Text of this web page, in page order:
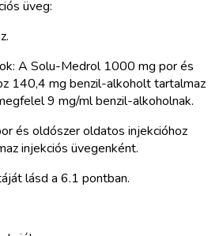
üveg:
A Solu-Medrol 1000 mg por és
140,4 mg benzil-alkoholt tartalmaz
9 mg/ml benzil-alkoholnak.
és oldószer oldatos injekcióhoz
injekciós üvegenként.
lásd a 6.1 pontban.